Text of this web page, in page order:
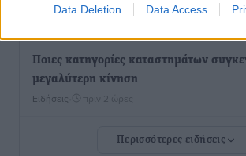
Data Deletion Data Access
Ειδήσεις• πριν 2 ώρες
Ποιες κατηγορίες καταστημάτων
μεγαλύτερη κίνηση
Ειδήσεις πριν 2 ώρες
Αστυπάλαια: Το φως που μένει
Περισσότερες ειδήσεις